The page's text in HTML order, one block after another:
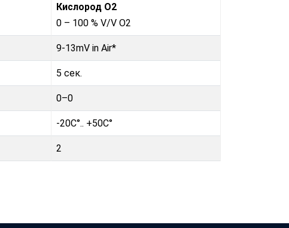
Кислород O2
0 – 100 % V/V O2
9-13mV in Air*
5 сек.
0–0
-20C°.. +50C°
2